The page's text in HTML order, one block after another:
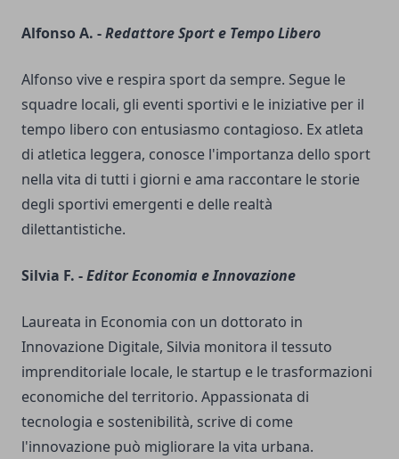
Alfonso A. -Redattore Sport e Tempo Libero
Alfonso vive e respira sport da sempre. Segue le
squadre locali, gli eventi sportivi e le iniziative per il
tempo libero con entusiasmo contagioso. Ex atleta
di atletica leggera, conosce l'importanza dello sport
nella vita di tutti i giorni e ama raccontare le storie
degli sportivi emergenti e delle realtà
dilettantistiche.
Silvia F. -Editor Economia e Innovazione
Laureata in Economia con un dottorato in
Innovazione Digitale, Silvia monitora il tessuto
imprenditoriale locale, le startup e le trasformazioni
economiche del territorio. Appassionata di
tecnologia e sostenibilità, scrive di come
l'innovazione può migliorare la vita urbana.